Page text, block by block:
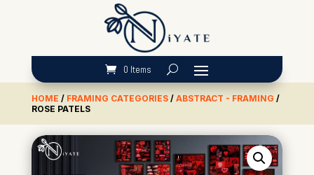
0 Items
HOME / FRAMING CATEGORIES/ ABSTRACT - FRAMING /
ROSE PATELS